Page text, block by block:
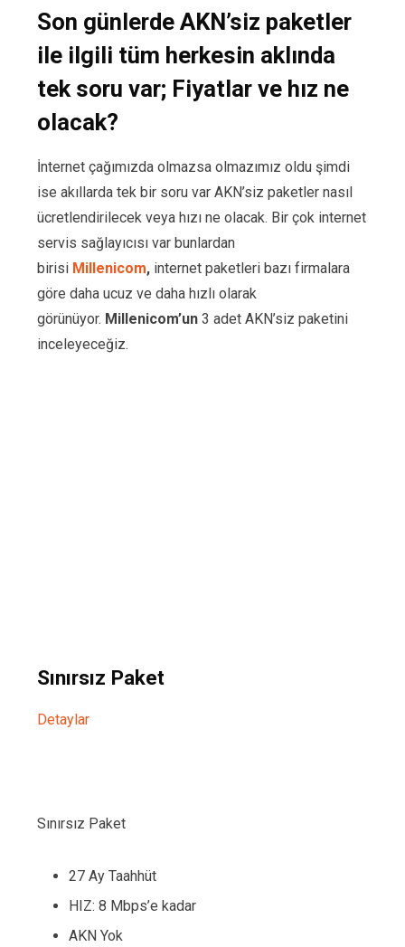
Son günlerde AKN’siz paketler
ile ilgili tüm herkesin aklında
tek soru var; Fiyatlar ve hız ne
olacak?
İnternet çağımızda olmazsa olmazımız oldu şimdi
ise akıllarda tek bir soru var AKN’siz paketler nasıl
ücretlendirilecek veya hızı ne olacak. Bir çok internet
servis sağlayıcısı var bunlardan
birisi Millenicom,internet paketleri bazı firmalara
göre daha ucuz ve daha hızlı olarak
görünüyor. Millenicom’un3 adet AKN’siz paketini
inceleyeceğiz.
Sınırsız Paket
Detaylar
Sınırsız Paket
27 Ay Taahhüt
HIZ: 8 Mbps’e kadar
AKN Yok